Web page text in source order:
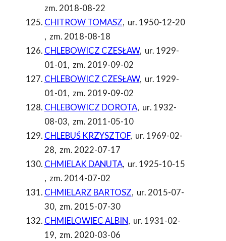
zm. 2018-08-22
CHITROW TOMASZ, ur. 1950-12-20
, zm. 2018-08-18
CHLEBOWICZ CZESŁAW, ur. 1929-
01-01, zm. 2019-09-02
CHLEBOWICZ CZESŁAW, ur. 1929-
01-01, zm. 2019-09-02
CHLEBOWICZ DOROTA, ur. 1932-
08-03, zm. 2011-05-10
CHLEBUŚ KRZYSZTOF, ur. 1969-02-
28, zm. 2022-07-17
CHMIELAK DANUTA, ur. 1925-10-15
, zm. 2014-07-02
CHMIELARZ BARTOSZ, ur. 2015-07-
30, zm. 2015-07-30
CHMIELOWIEC ALBIN, ur. 1931-02-
19, zm. 2020-03-06